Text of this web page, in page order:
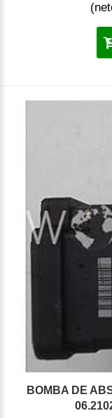
BOMBA DE